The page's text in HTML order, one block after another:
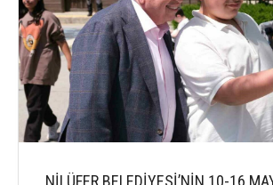
NİLÜFER BELEDİYESİ’NİN 10-16